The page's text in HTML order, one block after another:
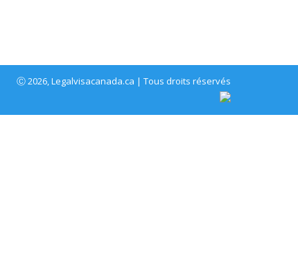
Ⓒ 2026, Legalvisacanada.ca | Tous droits réservés